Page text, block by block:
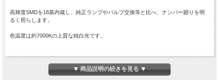
高輝度SMDを18基内蔵し、純正ランプやバルブ交換等と比べ、ナンバー廻りを明
るく照らします。
色温度は約7000Kの上質な純白光です。
商品概要
■商品番号：R-394
■LEDライセンスランプ
▼ 商品説明の続きを見る ▼